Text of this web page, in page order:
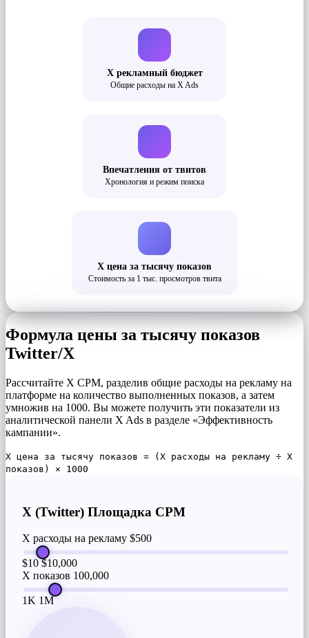
X рекламный бюджет
Общие расходы на X Ads
Впечатления от твитов
Хронология и режим поиска
Х цена за тысячу показов
Стоимость за 1 тыс. просмотров твита
Формула цены за тысячу показов
Twitter/X
Рассчитайте X CPM, разделив общие расходы на рекламу на
платформе на количество выполненных показов, а затем
умножив на 1000. Вы можете получить эти показатели из
аналитической панели X Ads в разделе «Эффективность
кампании».
X цена за тысячу показов = (X расходы на рекламу ÷ X
показов) × 1000
X (Twitter) Площадка CPM
X расходы на рекламу $500
$10 $10,000
X показов 100,000
1K 1M